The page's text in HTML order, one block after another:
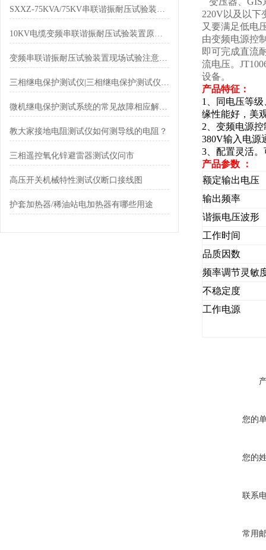
SXXZ-75KVA/75KV串联谐振耐压试验装置耐压范围使多少？
10KV电缆变频串联谐振耐压试验装置原理图分析总结
变频串联谐振耐压试验装置现场试验注意事项
三相继电保护测试仪|三相继电保护测试仪概述
微机继电保护测试系统的常见故障相应解决方法分享
教大家接地电阻测试仪如何测导线的电阻？
三相遥控氧化锌避雷器测试仪问市
高压开关机械特性测试仪断口接线图
护套加热器/稀油站电加热器有哪些用途
220V以及以下
又要满足低电
由变频电源控
即可完成直流
流电压。
设备。
产品特征：
1、同电压等
缘性能好，美
2、变频电源
380V输入电源
3、配置灵活
产品参数 ：
额定输出电压
输出频率
谐振电压波形
工作时间
品质因数
频率调节灵敏
不稳定度
工作电源
您的
您的
联系
常用